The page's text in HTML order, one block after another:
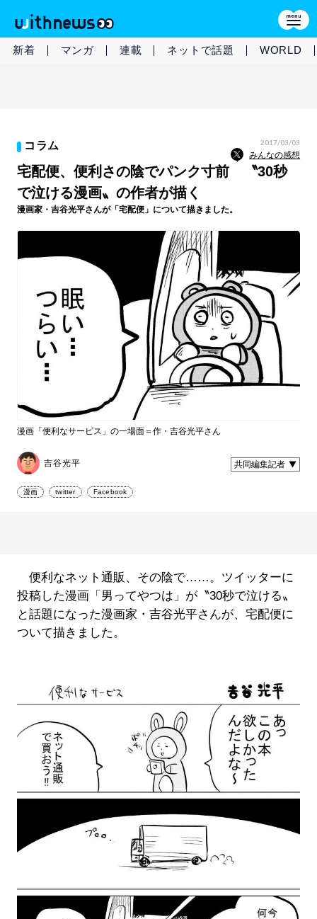
新着 マンガ 連載 ネットで話題 WORLD
コラム 2017/03/03
みんなの感想
宅配便、便利さの陰でパンク寸前 〝30秒
で泣ける漫画〟の作者が描く
漫画家・吉谷光平さんが「宅配便」について描きました。
漫画「便利なサービス」の一場面＝作・吉谷光平さん
吉谷光平 共同編集記者
漫画 twitter Facebook
便利なネット通販、その陰で……。ツイッターに
投稿した漫画「男ってやつは」が〝30秒で泣ける〟
と話題になった漫画家・吉谷光平さんが、宅配便に
ついて描きました。